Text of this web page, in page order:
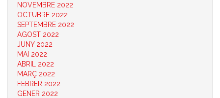
NOVEMBRE 2022
OCTUBRE 2022
SEPTEMBRE 2022
AGOST 2022
JUNY 2022
MAI 2022
ABRIL 2022
MARÇ 2022
FEBRER 2022
GENER 2022